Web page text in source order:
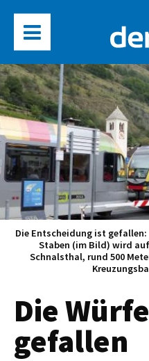
Die Entscheidung ist
Staben (im Bild) wird
Schnalsthal, rund 500
Die
gefallen